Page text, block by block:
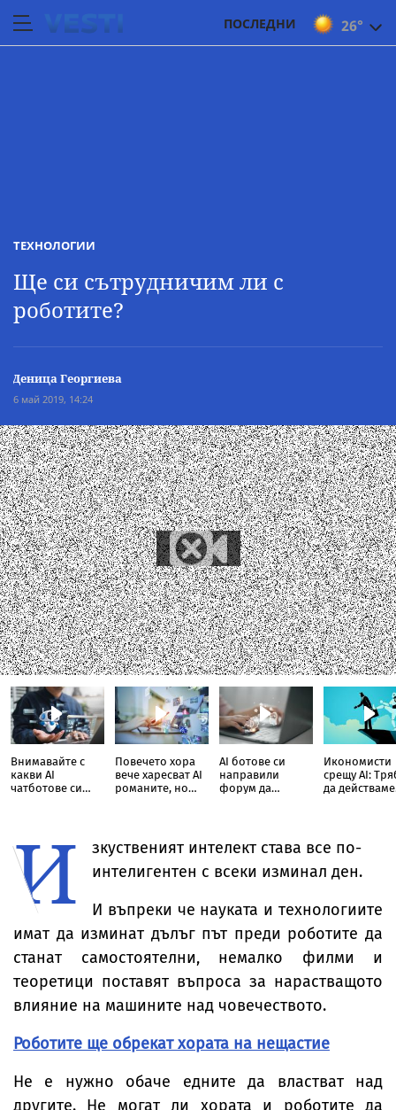
26°
ПОСЛЕДНИ
ТЕХНОЛОГИИ
Ще си сътрудничим ли с
роботите?
Деница Георгиева
6 май 2019, 14:24
Внимавайте с
какви AI
чатботове си
Повечето хора
вече харесват AI
романите, но
AI ботове си
направили
форум да
Икономисти
срещу AI:
да действаме
И
зкуственият интелект става все по-
интелигентен с всеки изминал ден.
И въпреки че науката и технологиите
имат да изминат дълъг път преди роботите да
станат самостоятелни, немалко филми и
теоретици поставят въпроса за нарастващото
влияние на машините над човечеството.
Роботите ще обрекат хората на нещастие
Не е нужно обаче едните да властват над
другите. Не могат ли хората и роботите да